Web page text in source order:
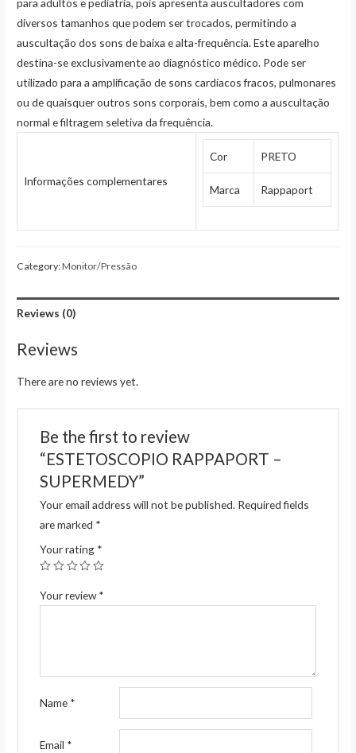
diversos tamanhos que podem ser trocados, permitindo a
auscultação dos sons de baixa e alta-frequência. Este aparelho
destina-se exclusivamente ao diagnóstico médico. Pode ser
utilizado para a amplificação de sons cardíacos fracos, pulmonares
ou de quaisquer outros sons corporais, bem como a auscultação
normal e filtragem seletiva da frequência.
Informações complementares
Cor PRETO
Marca Rappaport
Category:Monitor/Pressão
Reviews (0)
Reviews
There are no reviews yet.
Be the first to review
“ESTETOSCOPIO RAPPAPORT –
SUPERMEDY”
Your email address will not be published. Required fields
are marked *
Your rating *
Your review*
Name *
Email *